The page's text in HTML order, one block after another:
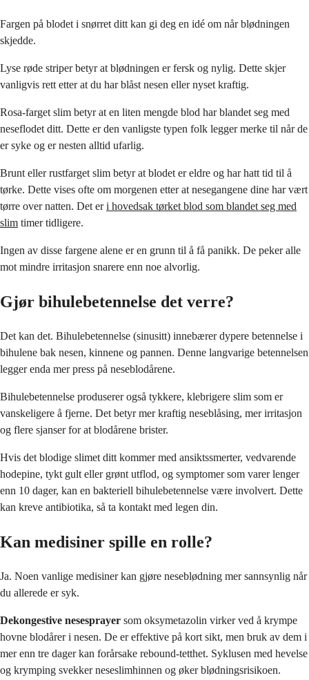
Fargen på blodet i snørret ditt kan gi deg en idé om når blødningen
skjedde.
Lyse røde striper betyr at blødningen er fersk og nylig. Dette skjer
vanligvis rett etter at du har blåst nesen eller nyset kraftig.
Rosa-farget slim betyr at en liten mengde blod har blandet seg med
neseflodet ditt. Dette er den vanligste typen folk legger merke til når de
er syke og er nesten alltid ufarlig.
Brunt eller rustfarget slim betyr at blodet er eldre og har hatt tid til å
tørke. Dette vises ofte om morgenen etter at nesegangene dine har vært
tørre over natten. Det eri hovedsak tørket blod som blandet seg med
slim timer tidligere.
Ingen av disse fargene alene er en grunn til å få panikk. De peker alle
mot mindre irritasjon snarere enn noe alvorlig.
Gjør bihulebetennelse det verre?
Det kan det. Bihulebetennelse (sinusitt) innebærer dypere betennelse i
bihulene bak nesen, kinnene og pannen. Denne langvarige betennelsen
legger enda mer press på neseblodårene.
Bihulebetennelse produserer også tykkere, klebrigere slim som er
vanskeligere å fjerne. Det betyr mer kraftig neseblåsing, mer irritasjon
og flere sjanser for at blodårene brister.
Hvis det blodige slimet ditt kommer med ansiktssmerter, vedvarende
hodepine, tykt gult eller grønt utflod, og symptomer som varer lenger
enn 10 dager, kan en bakteriell bihulebetennelse være involvert. Dette
kan kreve antibiotika, så ta kontakt med legen din.
Kan medisiner spille en rolle?
Ja. Noen vanlige medisiner kan gjøre neseblødning mer sannsynlig når
du allerede er syk.
Dekongestive nesesprayer som oksymetazolin virker ved å krympe
hovne blodårer i nesen. De er effektive på kort sikt, men bruk av dem i
mer enn tre dager kan forårsake rebound-tetthet. Syklusen med hevelse
og krymping svekker neseslimhinnen og øker blødningsrisikoen.